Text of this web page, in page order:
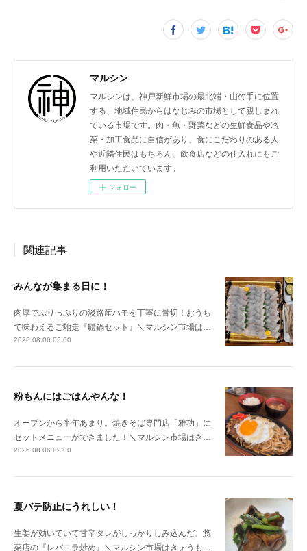
マルシン
マルシンは、神戸新鮮市場の最北端・山の手に位置
する、地域住民からはなじみの市場として親しまれ
ている市場です。肉・魚・野菜などの生鮮食品や惣
菜・加工食品に自信があり、食にこだわりのある人
や近隣住民はもちろん、飲食店などの仕入れにもご
利用いただいています。
フォロー
関連記事
みんなが集まる日に！
肉厚でぷりっぷりの淡路産ハモを丁寧に骨切！おうち
で味わえるご馳走『鱧鍋セット』＼マルシン市場は…
2026.08.06 05:00
粉もんにはごはんやんな！
オープンから半年あまり。焼きそば専門店「雅功」に
セットメニューができました！＼マルシン市場はき…
2026.08.06 02:00
夏バテ防止にうれしい！
生姜が効いていて甘辛タレがしっかりしみ込んだ、惣
菜店の『レバニラ炒め』＼マルシン市場はきょうも…